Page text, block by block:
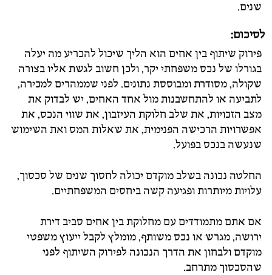
שנים.
לסיכום:
פירוק שיתוף בין אחים הוא הליך שיכול להכריע מה יעלה
בגורלו של נכס משפחתי יקר, ולכן חשוב לגשת אליו בצורה
שקולה, מסודרת ומבוססת נתונים. לפני שממהרים למכירה,
לתביעה או להתחשבנות מול אחד האחים, יש לבדוק את
מצב הזכויות, את שלב חלוקת העיזבון, את שווי הנכס, את
אפשרויות הרכישה הפנימית, את שאלות המס ואת השימוש
שנעשה בנכס בפועל.
החלטה נכונה בשלב מוקדם יכולה לחסוך שנים של סכסוך,
עלויות מיותרות ופגיעה קשה ביחסים המשפחתיים.
אם אתם מתמודדים עם מחלוקת בין אחים סביב דירת
ירושה, מגרש או נכס משותף, מומלץ לקבל ייעוץ משפטי
מוקדם ולבחון את הדרך הנכונה לפירוק השיתוף לפני
שהסכסוך מתרחב.